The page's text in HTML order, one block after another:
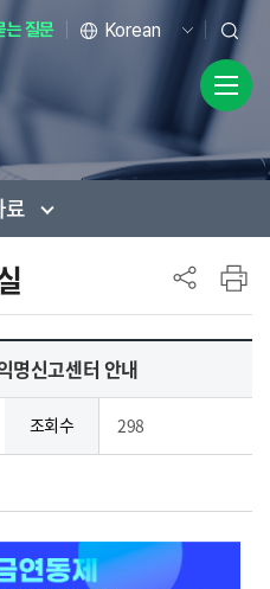
는 질문
사이드 메뉴
료
명신고센터 안내
조회수 298